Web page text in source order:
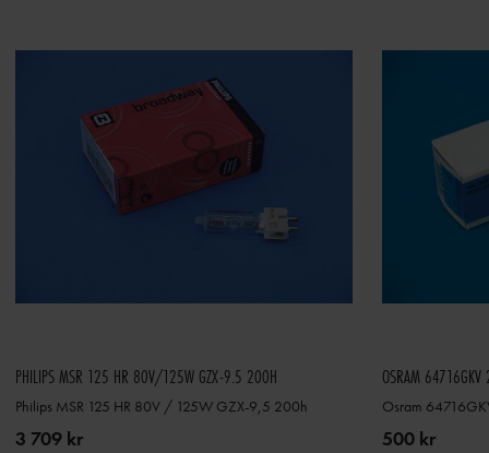
PHILIPS MSR 125 HR 80V/125W GZX-9.5 200H
Philips MSR 125 HR 80V / 125W GZX-9,5 200h
3 709 kr
OSRAM
Osram
500 kr